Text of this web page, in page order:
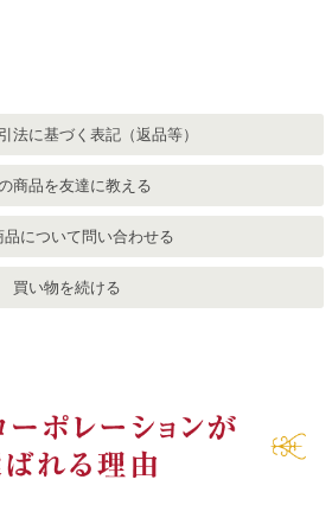
法に基づく表記（返品等）
商品を友達に教える
品について問い合わせる
買い物を続ける